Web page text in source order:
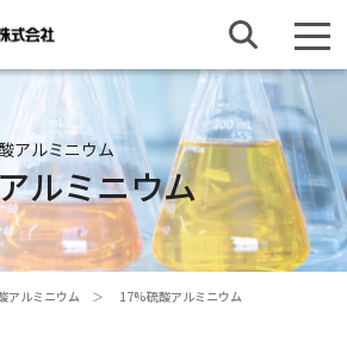
アルミニウム
ルミニウム
アルミニウム 17%硫酸アルミニウム